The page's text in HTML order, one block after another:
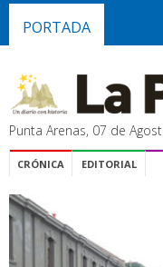
PORTADA
Punta Arenas, 07 de
CRÓNICA EDITORIAL